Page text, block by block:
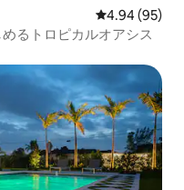
レビュー95
4.94 (95)
るトロピカルオアシス